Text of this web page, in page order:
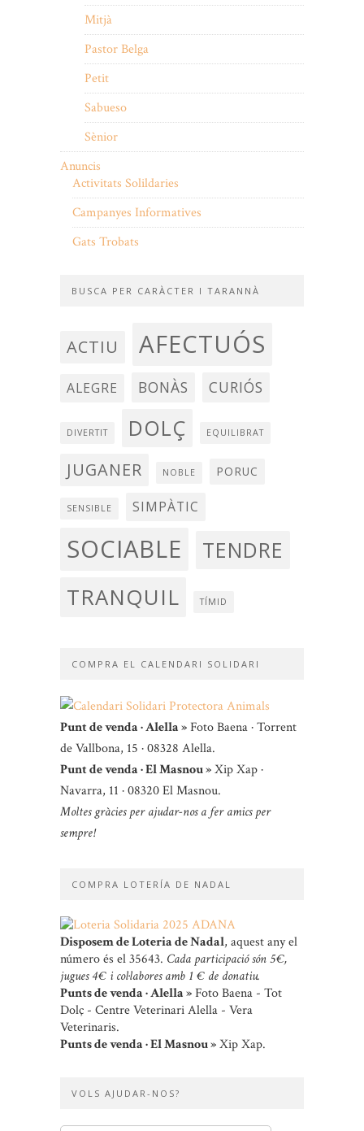
Mitjà
Pastor Belga
Petit
Sabueso
Sènior
Anuncis
Activitats Solildaries
Campanyes Informatives
Gats Trobats
BUSCA PER CARÀCTER I TARANNÀ
ACTIU AFECTUÓS
ALEGRE BONÀS CURIÓS
DIVERTIT DOLÇ EQUILIBRAT
JUGANER NOBLE PORUC
SENSIBLE SIMPÀTIC
SOCIABLE TENDRE
TRANQUIL TÍMID
COMPRA EL CALENDARI SOLIDARI
Punt de venda · Alella »Foto Baena · Torrent
de Vallbona, 15 · 08328 Alella.
Punt de venda · El Masnou »Xip Xap ·
Navarra, 11 · 08320 El Masnou.
Moltes gràcies per ajudar-nos a fer amics per
sempre!
COMPRA LOTERÍA DE NADAL
Disposem de Loteria de Nadal, aquest any el
número és el 35643. Cada participació són 5 €,
jugues 4 € i col·labores amb 1 € de donatiu.
Punts de venda · Alella »Foto Baena - Tot
Dolç - Centre Veterinari Alella - Vera
Veterinaris.
Punts de venda · El Masnou »Xip Xap.
VOLS AJUDAR-NOS?